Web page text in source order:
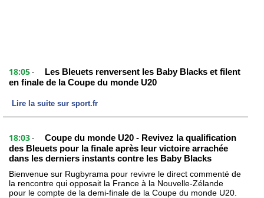
18:05 -
Les Bleuets renversent les Baby Blacks et filent
en finale de la Coupe du monde U20
Lire la suite sur sport.fr
18:03 -
Coupe du monde U20 - Revivez la qualification
des Bleuets pour la finale après leur victoire arrachée
dans les derniers instants contre les Baby Blacks
Bienvenue sur Rugbyrama pour revivre le direct commenté de
la rencontre qui opposait la France à la Nouvelle-Zélande
pour le compte de la demi-finale de la Coupe du monde U20.